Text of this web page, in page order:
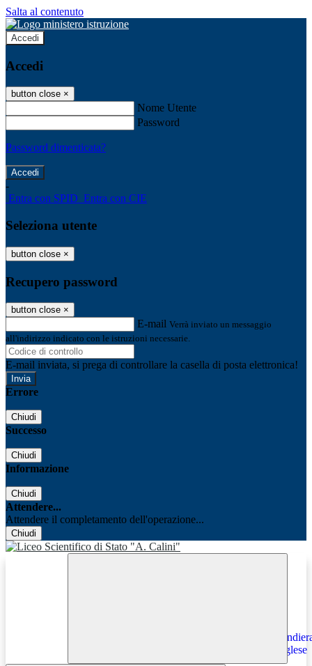
Salta al contenuto
Accedi
Accedi
button close ×
Nome Utente
Password
Password dimenticata?
-
Entra con SPID Entra con CIE
Seleziona utente
button close ×
Recupero password
button close ×
E-mail Verrà inviato un messaggio
all'indirizzo indicato con le istruzioni necessarie.
E-mail inviata, si prega di controllare la casella di posta elettronica!
Errore
Chiudi
Successo
Chiudi
Informazione
Chiudi
Attendere...
Attendere il completamento dell'operazione...
Chiudi